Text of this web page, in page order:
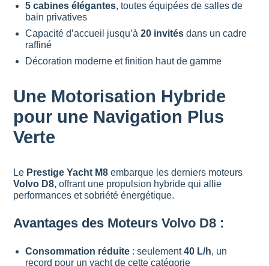
5 cabines élégantes, toutes équipées de salles de
bain privatives
Capacité d’accueil jusqu’à20 invités dans un cadre
raffiné
Décoration moderne et finition haut de gamme
Une Motorisation Hybride
pour une Navigation Plus
Verte
Le Prestige Yacht M8 embarque les derniers moteurs
Volvo D8, offrant une propulsion hybride qui allie
performances et sobriété énergétique.
Avantages des Moteurs Volvo D8 :
Consommation réduite : seulement40 L/h, un
record pour un yacht de cette catégorie